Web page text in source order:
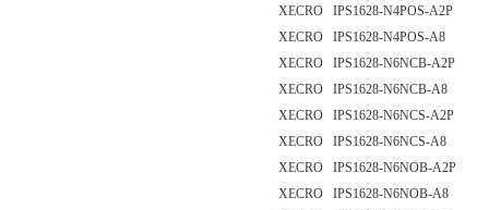
XECRO IPS1628-N4POS-A2P
XECRO IPS1628-N4POS-A8
XECRO IPS1628-N6NCB-A2P
XECRO IPS1628-N6NCB-A8
XECRO IPS1628-N6NCS-A2P
XECRO IPS1628-N6NCS-A8
XECRO IPS1628-N6NOB-A2P
XECRO IPS1628-N6NOB-A8